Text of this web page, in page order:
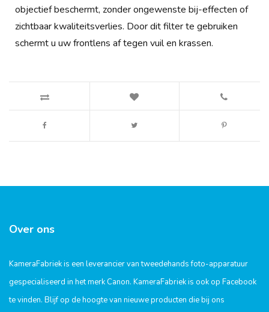
objectief beschermt, zonder ongewenste bij-effecten of
zichtbaar kwaliteitsverlies. Door dit filter te gebruiken
schermt u uw frontlens af tegen vuil en krassen.
Over ons
KameraFabriek is een leverancier van tweedehands foto-apparatuur
gespecialiseerd in het merk Canon. KameraFabriek is ook op Facebook
te vinden. Blijf op de hoogte van nieuwe producten die bij ons